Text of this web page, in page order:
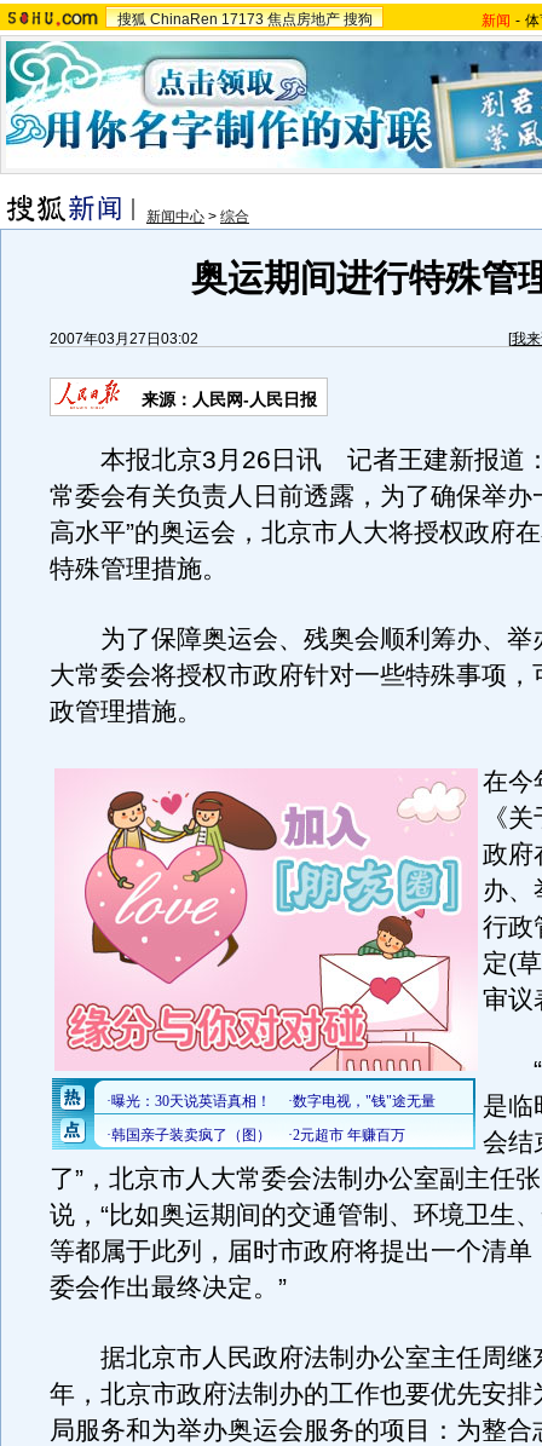
搜狐 ChinaRen 17173 焦点房地产 搜狗 新闻 -
新闻中心 > 综合
奥运期间进行特殊管
2007年03月27日03:02 [我
来源：人民网-人民日报
本报北京3月26日讯 记者王建新报道
常委会有关负责人日前透露，为了确保举办
高水平”的奥运会，北京市人大将授权政府
特殊管理措施。
为了保障奥运会、残奥会顺利筹办、举
大常委会将授权市政府针对一些特殊事项，
政管理措施。
在今
《
政府
办、
行政
定(
审议
“
是临
会结
了”，北京市人大常委会法制办公室副主任
说，“比如奥运期间的交通管制、环境卫生
等都属于此列，届时市政府将提出一个清单
委会作出最终决定。”
据北京市人民政府法制办公室主任周继
年，北京市政府法制办的工作也要优先安排
局服务和为举办奥运会服务的项目：为整合